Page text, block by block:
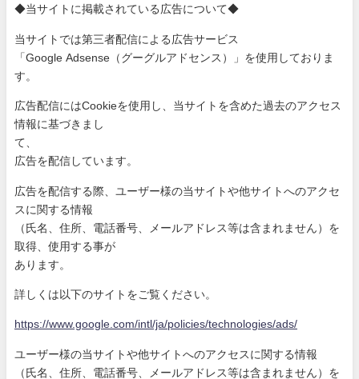
◆当サイトに掲載されている広告について◆
当サイトでは第三者配信による広告サービス
「Google Adsense（グーグルアドセンス）」を使用しておりま
す。
広告配信にはCookieを使用し、当サイトを含めた過去のアク セス
情報に基づきまし
て、
広告を配信しています。
広告を配信する際、ユーザー様の当サイトや他サイトへのアクセ
ス に関する情報
（氏名、住所、電話番号、メールアドレス等は含まれません）を
取得、使用する事が
あります。
詳しくは以下のサイトをご覧ください。
https://www.google.com/intl/ja/policies/technologies/ads/
ユーザー様の当サイトや他サイトへのアクセスに関する情報
（氏名、住所、電話番号、メールアドレス等は含まれません）を